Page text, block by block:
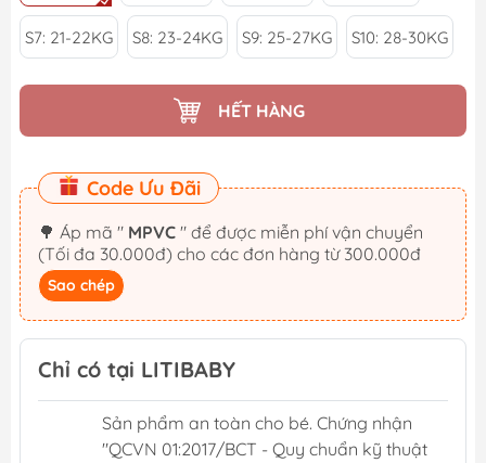
S7: 21-22KG S8: 23-24KG S9: 25-27KG S10: 28-30KG
HẾT HÀNG
Code Ưu Đãi
🌳 Áp mã " MPVC " để được miễn phí vận chuyển
(Tối đa 30.000đ) cho các đơn hàng từ 300.000đ
Sao chép
Chỉ có tại LITIBABY
Sản phẩm an toàn cho bé. Chứng nhận
"QCVN 01:2017/BCT - Quy chuẩn kỹ thuật